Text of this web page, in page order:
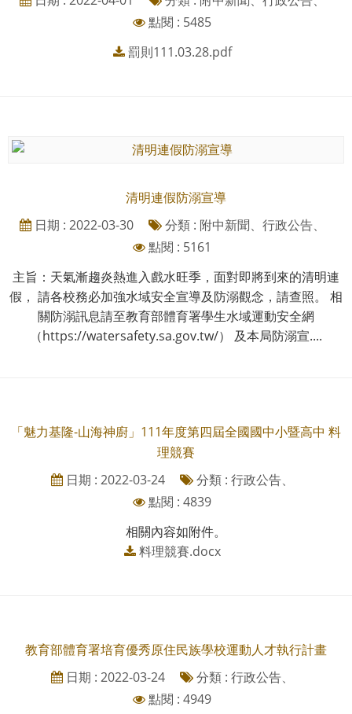
點閱 : 5485
罰則111.03.28.pdf
清明連假防溺宣導
日期 : 2022-03-30
分類 : 附中新聞、行政公告、
點閱 : 5161
主旨：天氣漸趨炎熱進入戲水旺季，面對即將到來的清明連
假， 請各校務必加強水域安全宣導及防溺觀念，請查照。 相
關防溺訊息請至教育部體育署學生水域運動安全網
（https://watersafety.sa.gov.tw/） 及本局防溺宣....
「魅力基隆-山海神廚」111年度第四屆全國國中小暨高中 料
理競賽
日期 : 2022-03-24
分類 : 行政公告、
點閱 : 4839
相關內容如附件。
料理競賽.docx
教育部體育署培育優秀原住民族學校運動人才執行計畫
日期 : 2022-03-24
分類 : 行政公告、
點閱 : 4949